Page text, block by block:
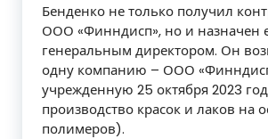
Бенденко не только получил
ООО «Финндисп», но и назначен
генеральным директором. Он
одну компанию – ООО
учрежденную 25 октября 2023
производство красок и лаков на
полимеров).